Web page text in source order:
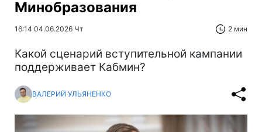
Минобразования
16:14 04.06.2026 Чт 2 мин
Какой сценарий вступительной кампании
поддерживает Кабмин?
ВАЛЕРИЙ УЛЬЯНЕНКО